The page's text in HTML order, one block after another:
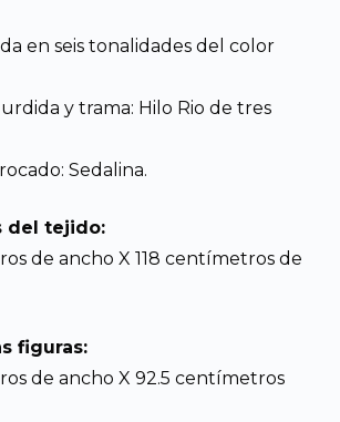
en seis tonalidades del color
y trama: Hilo Rio de tres
Sedalina.
del tejido:
de ancho X 118 centímetros de
figuras:
de ancho X 92.5 centímetros